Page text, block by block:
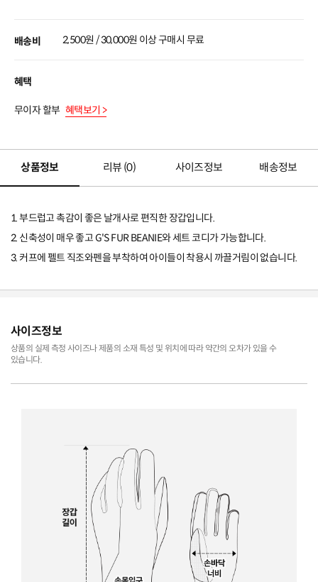
배송비 2,500원 / 30,000원 이상 구매시 무료
혜택
무이자 할부 혜택보기 >
상품정보 리뷰 (0) 사이즈정보 배송정보
1. 부드럽고 촉감이 좋은 날개사로 편직한 장갑입니다.
2. 신축성이 매우 좋고 G'S FUR BEANIE와 세트 코디가 가능합니다.
3. 커프에 펠트 직조와펜을 부착하여 아이들이 착용시 까끌거림이 없습니다.
사이즈정보
상품의 실제 측정 사이즈나 제품의 소재 특성 및 위치에 따라 약간의 오차가 있을 수
있습니다.